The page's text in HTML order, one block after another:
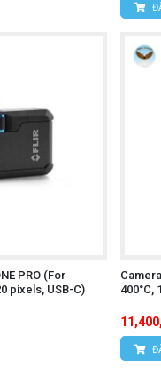
Đỉnh, Quận Bắc Từ
PRO (For
pixels, USB-C)
400°C,